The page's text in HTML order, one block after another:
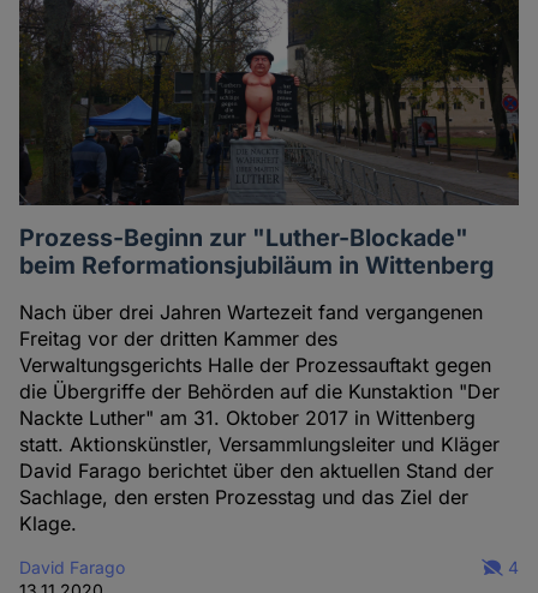
Prozess-Beginn zur "Luther-Blockade"
beim Reformationsjubiläum in Wittenberg
Nach über drei Jahren Wartezeit fand vergangenen
Freitag vor der dritten Kammer des
Verwaltungsgerichts Halle der Prozessauftakt gegen
die Übergriffe der Behörden auf die Kunstaktion "Der
Nackte Luther" am 31. Oktober 2017 in Wittenberg
statt. Aktionskünstler, Versammlungsleiter und Kläger
David Farago berichtet über den aktuellen Stand der
Sachlage, den ersten Prozesstag und das Ziel der
Klage.
David Farago
4